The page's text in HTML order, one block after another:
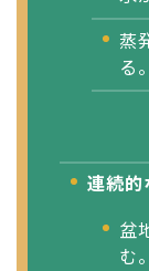
蒸
る。
連続的
盆
む。